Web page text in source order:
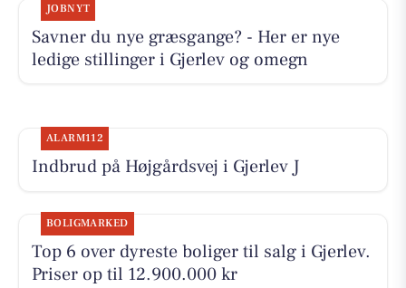
JOBNYT
Savner du nye græsgange? - Her er nye
ledige stillinger i Gjerlev og omegn
ALARM112
Indbrud på Højgårdsvej i Gjerlev J
BOLIGMARKED
Top 6 over dyreste boliger til salg i Gjerlev.
Priser op til 12.900.000 kr